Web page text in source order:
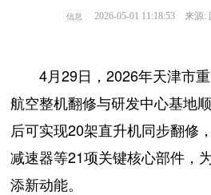
信息 2026-05-01 11:18:53 来源:
4月29日，2026年天津市
航空整机翻修与研发中心基地
后可实现20架直升机同步翻修
减速器等21项关键核心部件，
添新动能。